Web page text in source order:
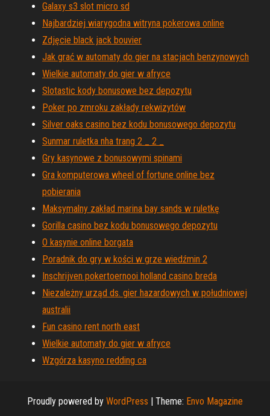
Galaxy s3 slot micro sd
Najbardziej wiarygodna witryna pokerowa online
Zdjęcie black jack bouvier
Jak grać w automaty do gier na stacjach benzynowych
Wielkie automaty do gier w afryce
Slotastic kody bonusowe bez depozytu
Poker po zmroku zakłady rekwizytów
Silver oaks casino bez kodu bonusowego depozytu
Sunmar ruletka nha trang 2 _ 2 _
Gry kasynowe z bonusowymi spinami
Gra komputerowa wheel of fortune online bez
pobierania
Maksymalny zakład marina bay sands w ruletkę
Gorilla casino bez kodu bonusowego depozytu
O kasynie online borgata
Poradnik do gry w kości w grze wiedźmin 2
Inschrijven pokertoernooi holland casino breda
Niezależny urząd ds. gier hazardowych w południowej
australii
Fun casino rent north east
Wielkie automaty do gier w afryce
Wzgórza kasyno redding ca
Proudly powered by WordPress | Theme: Envo Magazine